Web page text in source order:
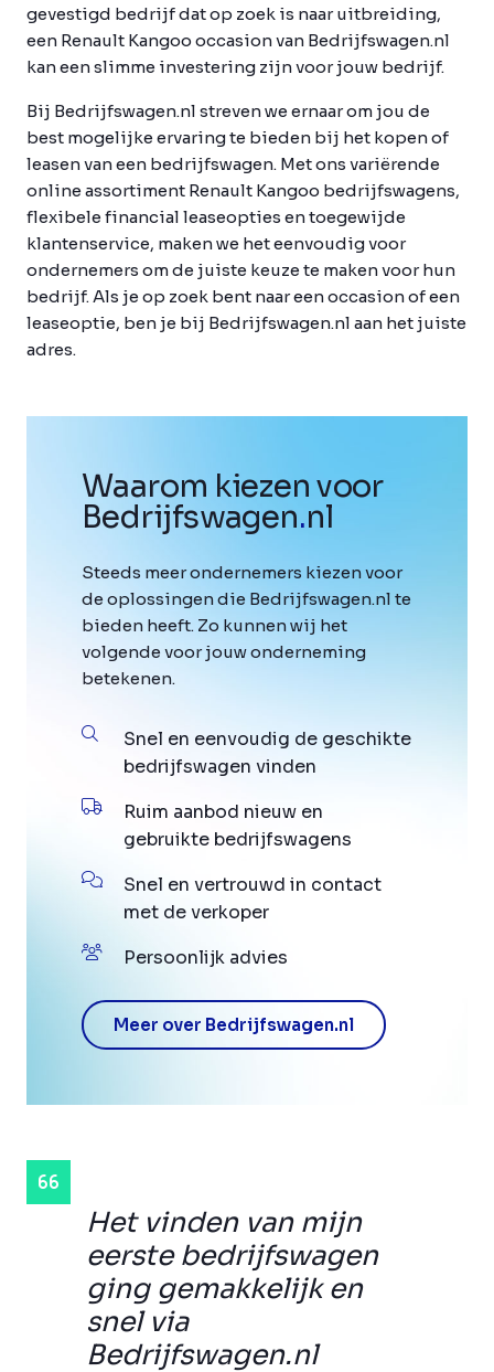
gevestigd bedrijf dat op zoek is naar uitbreiding,
een Renault Kangoo occasion van Bedrijfswagen.nl
kan een slimme investering zijn voor jouw bedrijf.
Bij Bedrijfswagen.nl streven we ernaar om jou de
best mogelijke ervaring te bieden bij het kopen of
leasen van een bedrijfswagen. Met ons variërende
online assortiment Renault Kangoo bedrijfswagens,
flexibele financial leaseopties en toegewijde
klantenservice, maken we het eenvoudig voor
ondernemers om de juiste keuze te maken voor hun
bedrijf. Als je op zoek bent naar een occasion of een
leaseoptie, ben je bij Bedrijfswagen.nl aan het juiste
adres.
Het vinden van mijn
eerste bedrijfswagen
ging gemakkelijk en
snel via
Bedrijfswagen.nl
Waarom kiezen voor
Bedrijfswagen.nl
Steeds meer ondernemers kiezen voor
de oplossingen die Bedrijfswagen.nl te
bieden heeft. Zo kunnen wij het
volgende voor jouw onderneming
betekenen.
Snel en eenvoudig de geschikte
bedrijfswagen vinden
Ruim aanbod nieuw en
gebruikte bedrijfswagens
Snel en vertrouwd in contact
met de verkoper
Persoonlijk advies
Meer over Bedrijfswagen.nl